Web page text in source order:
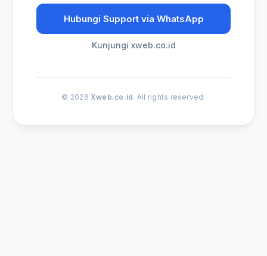
Hubungi Support via WhatsApp
Kunjungi xweb.co.id
© 2026 Xweb.co.id. All rights reserved.